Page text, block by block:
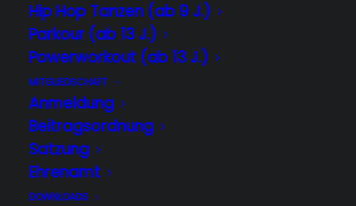
Hip Hop Tanzen (ab 9 J.)
Parkour (ab 13 J.)
Powerworkout (ab 13 J.)
MITGLIEDSCHAFT
Anmeldung
Beitragsordnung
Satzung
Ehrenamt
DOWNLOADS
Einsteiger: 16.45 Uhr
Fortgeschrittene: 15.00 Uhr
Kosten: 45 Euro pro Teilnehmer*in
ANMELDEFORMULAR